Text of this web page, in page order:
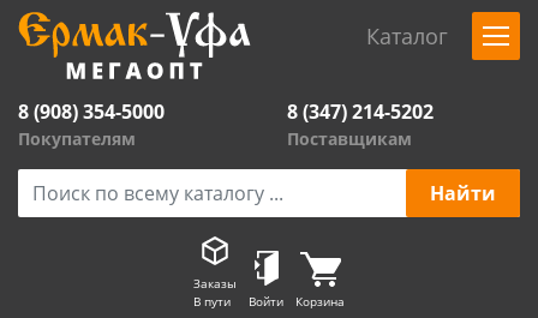
Каталог
8 (908) 354-5000
Покупателям
8 (347) 214-5202
Поставщикам
Заказы
В пути
Войти Корзина